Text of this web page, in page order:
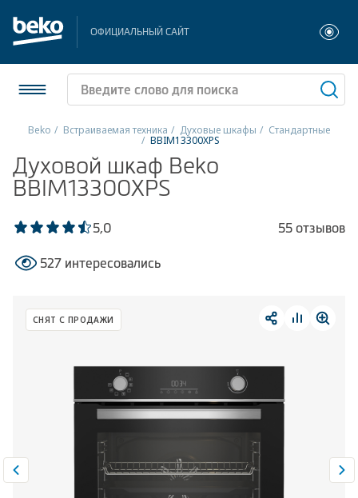
ОФИЦИАЛЬНЫЙ САЙТ
Холодильники и морозильники
Стиральные и сушильные машины
Посудомоечные машины
Плиты
Малая бытовая техника
Климатическая техника
Beko Встраиваемая техника Духовые шкафы Стандартные
BBIM13300XPS
Духовой шкаф Beko
BBIM13300XPS
5,0 55 отзывов
527 интересовались
СНЯТ С ПРОДАЖИ